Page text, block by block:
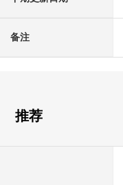
备注
推荐